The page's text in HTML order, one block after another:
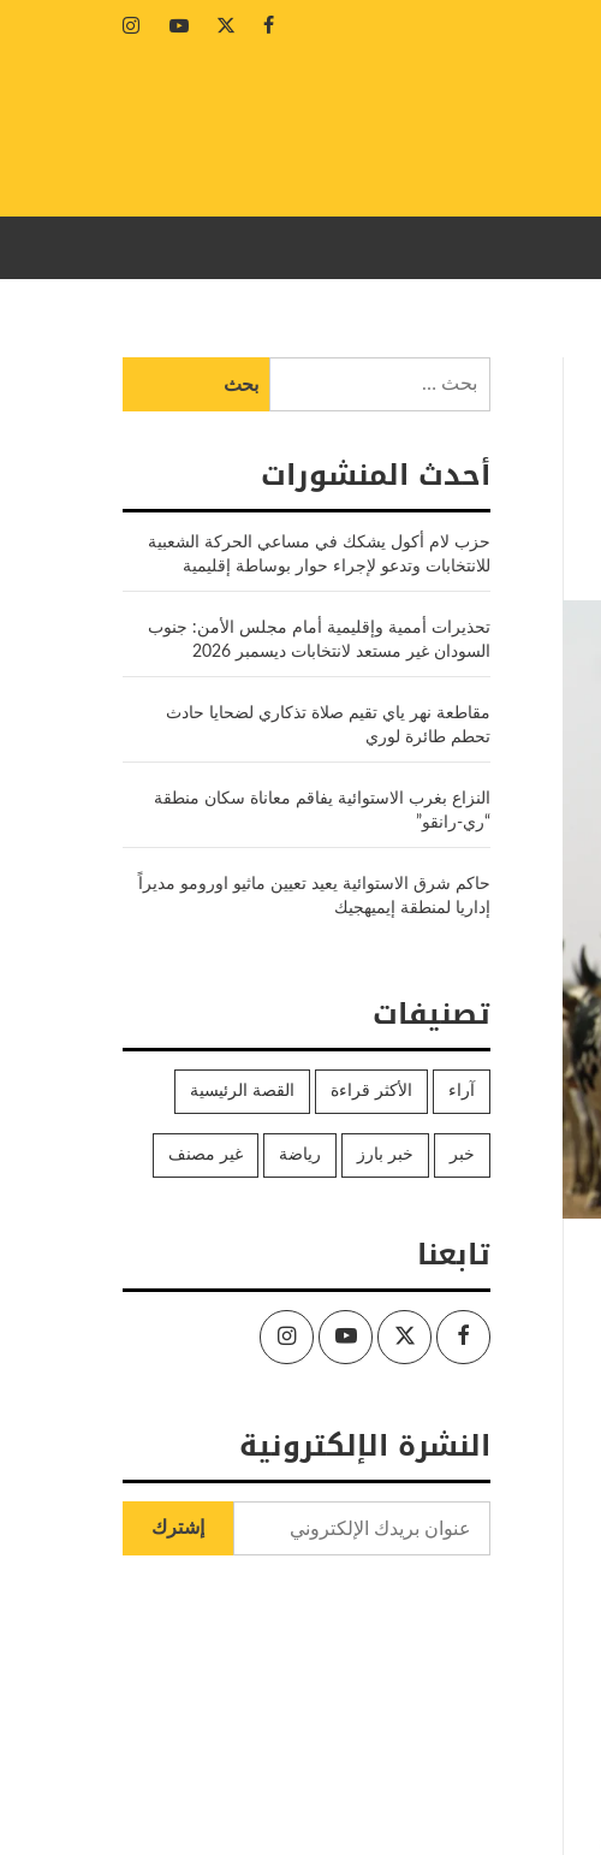
Facebook
Twitter
Youtube
Instagram
عن:
أحدث المنشورات
حزب لام أكول يشكك في مساعي الحركة الشعبية
للانتخابات وتدعو لإجراء حوار بوساطة إقليمية
تحذيرات أممية وإقليمية أمام مجلس الأمن: جنوب
السودان غير مستعد لانتخابات ديسمبر 2026
مقاطعة نهر ياي تقيم صلاة تذكاري لضحايا حادث
تحطم طائرة لوري
النزاع بغرب الاستوائية يفاقم معاناة سكان منطقة
“ري-رانقو”
حاكم شرق الاستوائية يعيد تعيين ماثيو اورومو مديراً
إداريا لمنطقة إيميهجيك
تصنيفات
آراء الأكثر قراءة القصة الرئيسية
خبر خبر بارز رياضة غير مصنف
تابعنا
Facebook
Twitter
Youtube
Instagram
النشرة الإلكترونية